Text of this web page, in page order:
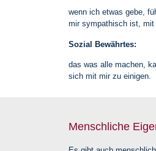
wenn ich etwas gebe,
mir sympathisch ist, mit
Sozial Bewährtes:
das was alle machen,
sich mit mir zu einigen.
Menschliche